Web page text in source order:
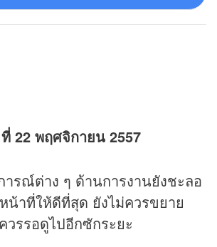
22 พฤศจิกายน 2557
ารณ์ต่าง ๆ ด้านการงานยังชะลอ
น้าที่ให้ดีที่สุด ยังไม่ควรขยาย
วรรอดูไปอีกซักระยะ